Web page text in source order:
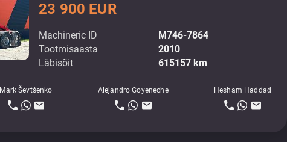
Machineric ID
M746-7864
Tootmisaasta
2010
Läbisõit
615157 km
Mark Ševtšenko Alejandro Goyeneche Hesham Haddad
23 900 EUR